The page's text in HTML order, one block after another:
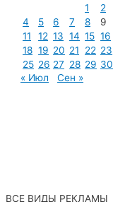
1
2
4
5 6 7 8 9
11
12 13 14 15 16
18 19 20 21 22 23
25 26 27 28 29 30
« Июл
Сен »
ВСЕ ВИДЫ РЕКЛАМЫ